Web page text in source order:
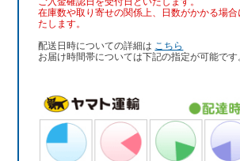
在庫数や取り寄せの関係上、日数がかかる場
たします。
配送日時についての詳細は こちら
お届け時間帯については下記の指定が可能です